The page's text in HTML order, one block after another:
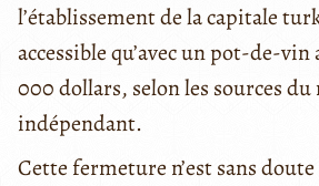
l’établissement de la capitale
accessible qu’avec un pot-de-vin
000 dollars, selon les sources
indépendant.
Cette fermeture n’est sans